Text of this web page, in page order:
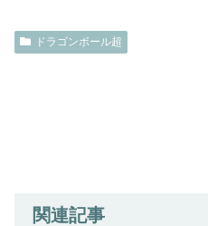
ドラゴンボール超
関連記事